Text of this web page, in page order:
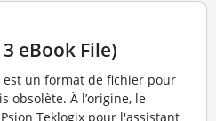
eBook File)
est un format de fichier pour
obsolète. À l’origine, le
Teklogix pour l'assistant